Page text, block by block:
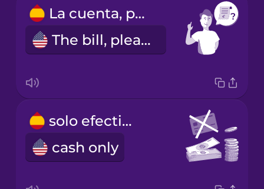
La cuenta, por favor.
The bill, please!
solo efectivo
cash only